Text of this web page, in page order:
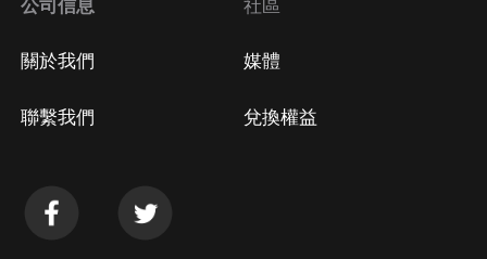
公司信息
關於我們
聯繫我們
社區
媒體
兌換權益